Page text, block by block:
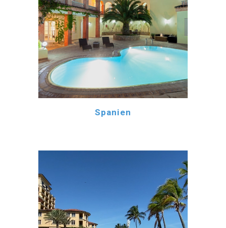
Spanien